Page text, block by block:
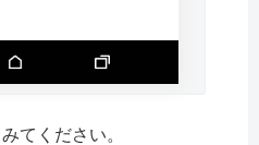
てください。